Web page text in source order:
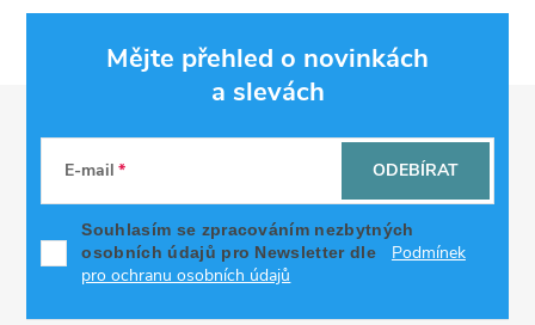
Mějte přehled o novinkách
a slevách
E-mail
Souhlasím se zpracováním nezbytných
osobních údajů pro Newsletter dle
Podmínek
pro ochranu osobních údajů
ODEBÍRAT